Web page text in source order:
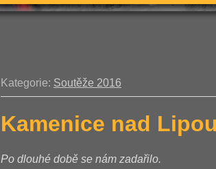
Kategorie: Soutěže 2016
Kamenice nad
Po dlouhé době se nám zadařilo.